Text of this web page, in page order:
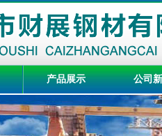
产品展示 公司